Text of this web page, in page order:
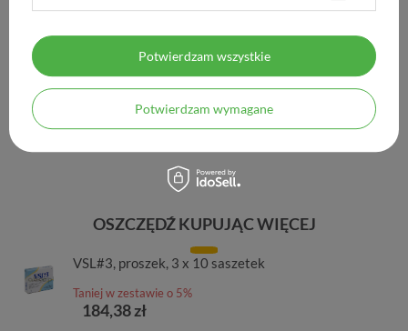
98% zadowolonych klientów
BEZPIECZEŃSTWO
Certyfikat SSL
OSZCZĘDŹ KUPUJĄC WIĘCEJ
VSL#3, proszek, 3 x 10 saszetek
184,38 zł
Taniej w zestawie o 5%
Potwierdzam wymagane
Potwierdzam wszystkie